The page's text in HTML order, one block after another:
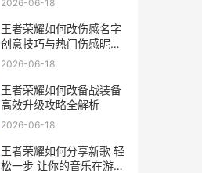
2026-06-18
王者荣耀如何改伤感名字
创意技巧与热门伤感昵称
推荐
2026-06-18
王者荣耀如何改备战装备
高效升级攻略全解析
2026-06-18
王者荣耀如何分享新歌 轻
松一步 让你的音乐在游戏